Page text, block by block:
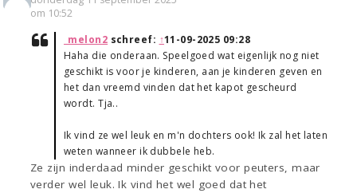
om 10:52
_melon2 schreef: ↑11-09-2025 09:28
Haha die onderaan. Speelgoed wat eigenlijk nog niet
geschikt is voor je kinderen, aan je kinderen geven en
het dan vreemd vinden dat het kapot gescheurd
wordt. Tja..
Ik vind ze wel leuk en m'n dochters ook! Ik zal het laten
weten wanneer ik dubbele heb.
Ze zijn inderdaad minder geschikt voor peuters, maar
verder wel leuk. Ik vind het wel goed dat het